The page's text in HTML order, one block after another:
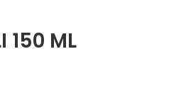
150 ML